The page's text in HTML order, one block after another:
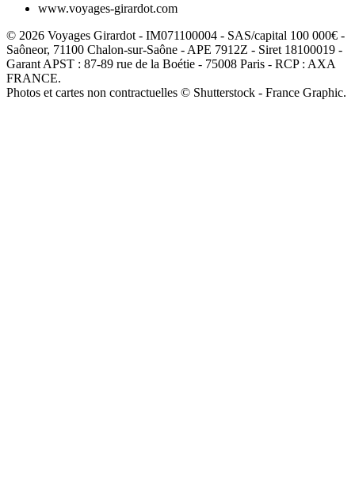
www.voyages-girardot.com
© 2026 Voyages Girardot - IM071100004 - SAS/capital 100 000€ -
Saôneor, 71100 Chalon-sur-Saône - APE 7912Z - Siret 18100019 -
Garant APST : 87-89 rue de la Boétie - 75008 Paris - RCP : AXA
FRANCE.
Photos et cartes non contractuelles © Shutterstock - France Graphic.